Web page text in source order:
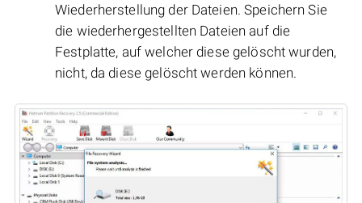
Wiederherstellung der Dateien. Speichern Sie
die wiederhergestellten Dateien auf die
Festplatte, auf welcher diese gelöscht wurden,
nicht, da diese gelöscht werden können.